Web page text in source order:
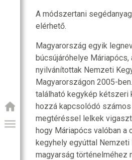
A módszertani
elérhető.
Magyarország egyik
búcsújáróhelye
nyilvánítottak Nemzeti
Magyarországon 2005-
található kegykép kétszeri
hozzá kapcsolódó
megtéréssel lelkek
hogy Máriapócs valóban a
kegyhely egyúttal Nemzeti
magyarság történelméhez